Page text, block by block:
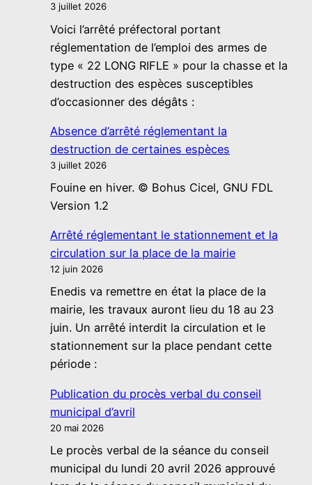
3 juillet 2026
Voici l’arrêté préfectoral portant
réglementation de l’emploi des armes de
type « 22 LONG RIFLE » pour la chasse et la
destruction des espèces susceptibles
d’occasionner des dégâts :
Absence d’arrêté réglementant la
destruction de certaines espèces
3 juillet 2026
Fouine en hiver. © Bohus Cicel, GNU FDL
Version 1.2
Arrêté réglementant le stationnement et la
circulation sur la place de la mairie
12 juin 2026
Enedis va remettre en état la place de la
mairie, les travaux auront lieu du 18 au 23
juin. Un arrêté interdit la circulation et le
stationnement sur la place pendant cette
période :
Publication du procès verbal du conseil
municipal d’avril
20 mai 2026
Le procès verbal de la séance du conseil
municipal du lundi 20 avril 2026 approuvé